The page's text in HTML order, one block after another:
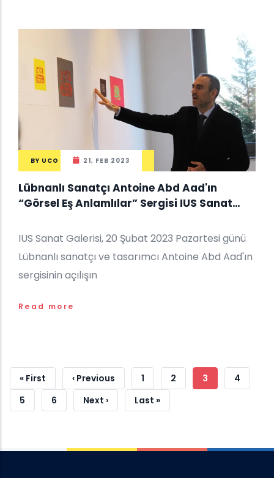
BY UCO 21, FEB 2023
Lübnanlı Sanatçı Antoine Abd Aad'ın
“Görsel Eş Anlamlılar” Sergisi IUS Sanat
IUS Sanat Galerisi, 20 Şubat 2023 Pazartesi günü
Lübnanlı sanatçı ve tasarımcı Antoine Abd Aad'ın
sergisinin açılışın
Read more
Sayfalama
İlk
Sayfa
« First
Önceki
Sayfa
‹ Previous Sayfa
1 Sayfa
2
Şu
3 Sayfa
4
Sayfa
5 Sayfa
6
Sonraki
Next ›
Son
Last »